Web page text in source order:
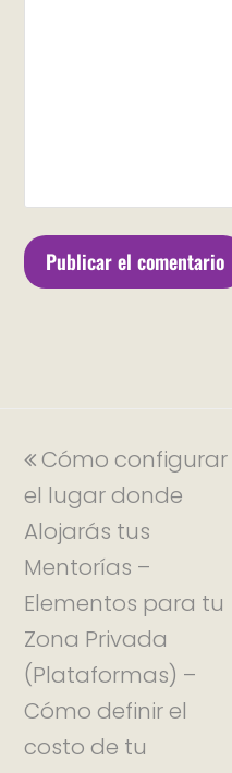
Cómo configurar
el lugar donde
Alojarás tus
Mentorías –
Elementos para tu
Zona Privada
(Plataformas) –
Cómo definir el
costo de tu